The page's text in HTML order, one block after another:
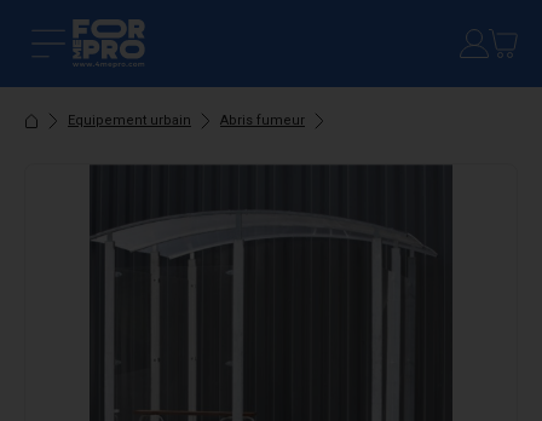
Equipement urbain Abris fumeur